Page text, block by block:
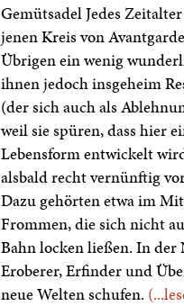
Gemütsadel Jedes
jenen Kreis von
Übrigen ein wenig
ihnen jedoch insgeheim
(der sich auch als
weil sie spüren, dass hier
Lebensform entwickelt
alsbald recht vernünftig
Dazu gehörten etwa im
Frommen, die sich nicht
Bahn locken ließen. In der
Eroberer, Erfinder und
neue Welten schufen.